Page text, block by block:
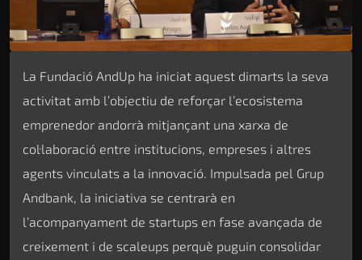
La Fundació AndUp ha iniciat aquest dimarts la seva
activitat amb l’objectiu de reforçar l’ecosistema
emprenedor andorrà mitjançant una xarxa de
col·laboració entre institucions, empreses i altres
agents vinculats a la innovació. Impulsada pel Grup
Andbank, la iniciativa se centrarà en
l’acompanyament de startups en fase avançada de
creixement i de scaleups perquè puguin consolidar